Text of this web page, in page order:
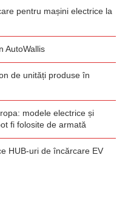
pentru mașini electrice la
AutoWallis
de unități produse în
modele electrice și
fi folosite de armată
HUB-uri de încărcare EV